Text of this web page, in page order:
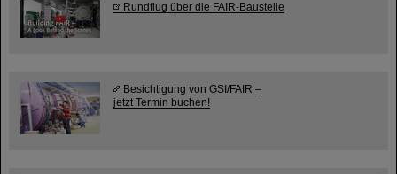
Rundflug über die FAIR-Baustelle
Besichtigung von GSI/FAIR –
jetzt Termin buchen!